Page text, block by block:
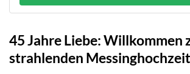
45 Jahre Liebe: Willkommen
strahlenden